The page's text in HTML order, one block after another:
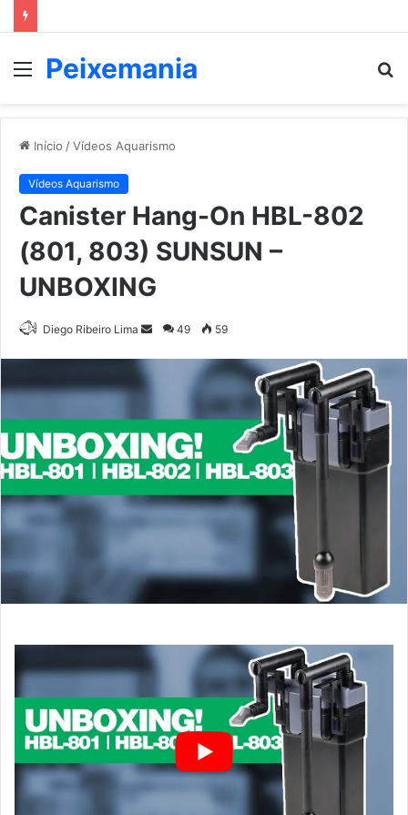
Menu
Peixemania
Início /Vídeos Aquarismo
Vídeos Aquarismo
Canister Hang-On HBL-802
(801, 803) SUNSUN –
UNBOXING
Diego Ribeiro Lima
Mande
49 59